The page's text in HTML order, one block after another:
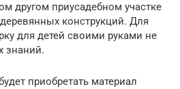
другом приусадебном участке
конструкций. Для
для детей своими руками не
знаний.
приобретать материал